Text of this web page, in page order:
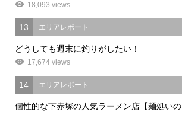
18,093 views
13 エリアレポート
どうしても週末に釣りがしたい！
17,674 views
14 エリアレポート
個性的な下赤塚の人気ラーメン店【麺処い